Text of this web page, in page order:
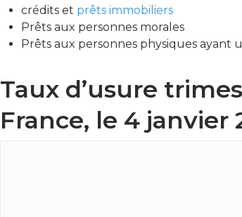
crédits et prêts immobiliers
Prêts aux personnes morales
Prêts aux personnes physiques ayant
Taux d’usure
France, le 4 janvier